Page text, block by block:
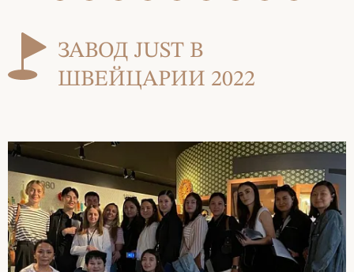
ЗАВОД JUST В
ШВЕЙЦАРИИ 2022